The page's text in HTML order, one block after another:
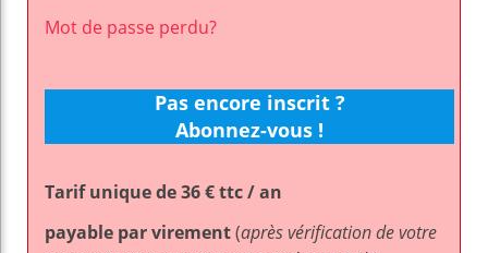
Mot de passe perdu?
Pas encore inscrit ?
Abonnez-vous !
Tarif unique de 36 € ttc / an
payable par virement(après vérification de votre